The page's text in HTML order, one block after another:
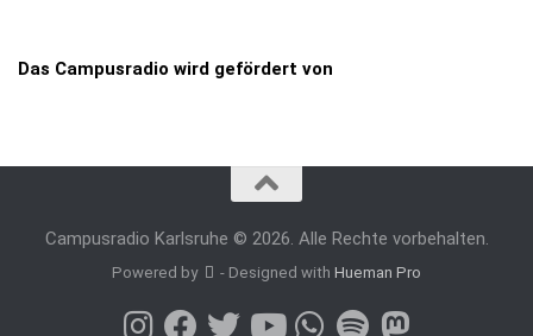
Das Campusradio wird gefördert von
Campusradio Karlsruhe © 2026. Alle Rechte vorbehalten.
Powered by - Designed withHueman Pro